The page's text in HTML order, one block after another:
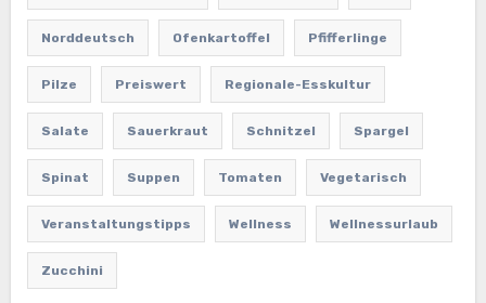
Norddeutsch Ofenkartoffel Pfifferlinge
Pilze Preiswert Regionale-Esskultur
Salate Sauerkraut Schnitzel Spargel
Spinat Suppen Tomaten Vegetarisch
Veranstaltungstipps Wellness Wellnessurlaub
Zucchini